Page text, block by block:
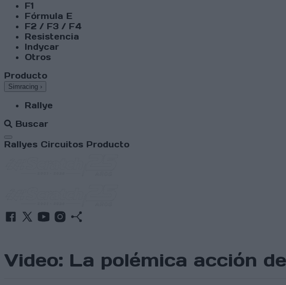
F1
Fórmula E
F2 / F3 / F4
Resistencia
Indycar
Otros
Producto
Simracing ›
Rallye
Buscar
Abrir menú
Rallyes Circuitos Producto
Video: La polémica acción